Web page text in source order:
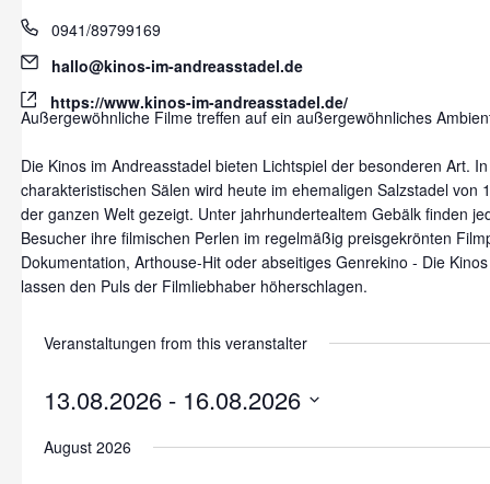
Phone
0941/89799169
Email
hallo@kinos-im-andreasstadel.de
Website
https://www.kinos-im-andreasstadel.de/
Außergewöhnliche Filme treffen auf ein außergewöhnliches
Die Kinos im Andreasstadel bieten Lichtspiel der besonderen Art.
charakteristischen Sälen wird heute im ehemaligen Salzstadel von
der ganzen Welt gezeigt. Unter jahrhundertealtem Gebälk finden
Besucher ihre filmischen Perlen im regelmäßig preisgekrönten
Dokumentation, Arthouse-Hit oder abseitiges Genrekino - Die
lassen den Puls der Filmliebhaber höherschlagen.
Veranstaltungen from this veranstalter
13.08.2026 - 16.08.2026
wählen.
August 2026